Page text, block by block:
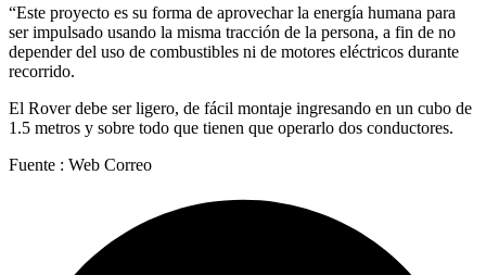
“Este proyecto es su forma de aprovechar la energía humana para
ser impulsado usando la misma tracción de la persona, a fin de no
depender del uso de combustibles ni de motores eléctricos durante
recorrido.
El Rover debe ser ligero, de fácil montaje ingresando en un cubo de
1.5 metros y sobre todo que tienen que operarlo dos conductores.
Fuente : Web Correo